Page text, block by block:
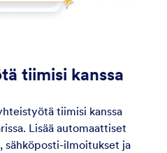
tiimisi kanssa
tiimisi kanssa
Lisää automaattiset
sähköposti-ilmoitukset ja